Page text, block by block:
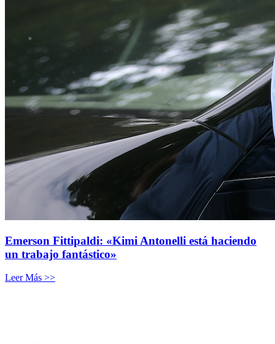
Emerson Fittipaldi: «Kimi Antonelli está haciendo
un trabajo fantástico»
Leer Más >>